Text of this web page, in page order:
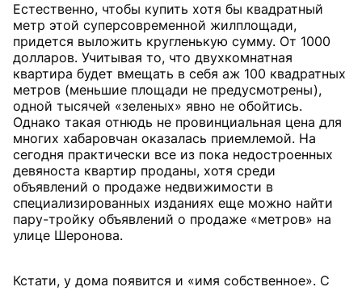
Естественно, чтобы купить хотя бы квадратный
метр этой суперсовременной жилплощади,
придется выложить кругленькую сумму. От 1000
долларов. Учитывая то, что двухкомнатная
квартира будет вмещать в себя аж 100 квадратных
метров (меньшие площади не предусмотрены),
одной тысячей «зеленых» явно не обойтись.
Однако такая отнюдь не провинциальная цена для
многих хабаровчан оказалась приемлемой. На
сегодня практически все из пока недостроенных
девяноста квартир проданы, хотя среди
объявлений о продаже недвижимости в
специализированных изданиях еще можно найти
пару-тройку объявлений о продаже «метров» на
улице Шеронова.
Кстати, у дома появится и «имя собственное». С